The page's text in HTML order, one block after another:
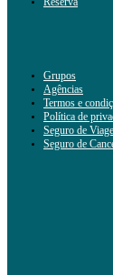
Grupos
Agências
Termos e
Política de
Seguro de
Seguro de